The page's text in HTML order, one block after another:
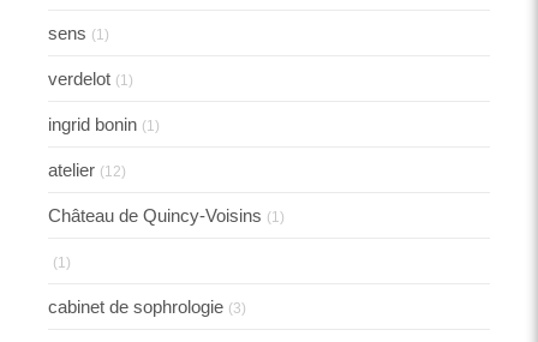
sens (1)
verdelot (1)
ingrid bonin (1)
atelier (12)
Château de Quincy-Voisins (1)
(1)
cabinet de sophrologie (3)